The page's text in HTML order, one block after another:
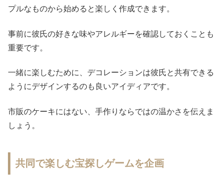
プルなものから始めると楽しく作成できます。
事前に彼氏の好きな味やアレルギーを確認しておくことも
重要です。
一緒に楽しむために、デコレーションは彼氏と共有できる
ようにデザインするのも良いアイディアです。
市販のケーキにはない、手作りならではの温かさを伝えま
しょう。
共同で楽しむ宝探しゲームを企画